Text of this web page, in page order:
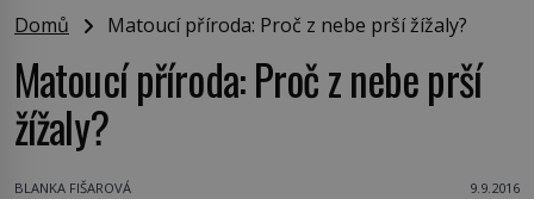
Domů Matoucí příroda: Proč z nebe prší žížaly?
Matoucí příroda: Proč z nebe prší
žížaly?
BLANKA FIŠAROVÁ 9.9.2016